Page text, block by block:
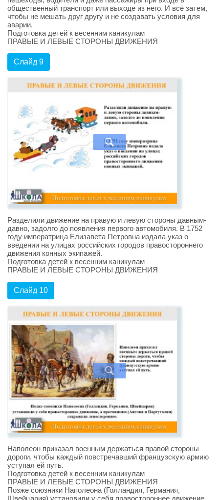
общественный транспорт или выходе из него. И всё затем,
чтобы не мешать друг другу и не создавать условия для
аварии.
Подготовка детей к весенним каникулам
ПРАВЫЕ И ЛЕВЫЕ СТОРОНЫ ДВИЖЕНИЯ
Слайд 9
Разделили движение на правую и левую стороны давным-
давно, задолго до появления первого автомобиля. В 1752
году императрица Елизавета Петровна издала указ о
введении на улицах российских городов правостороннего
движения конных экипажей.
Подготовка детей к весенним каникулам
ПРАВЫЕ И ЛЕВЫЕ СТОРОНЫ ДВИЖЕНИЯ
Слайд 10
Наполеон приказал военным держаться правой стороны
дороги, чтобы каждый повстречавший французскую армию
уступал ей путь.
Подготовка детей к весенним каникулам
ПРАВЫЕ И ЛЕВЫЕ СТОРОНЫ ДВИЖЕНИЯ
Позже союзники Наполеона (Голландия, Германия,
Швейцария) установили у себя правостороннее движение,